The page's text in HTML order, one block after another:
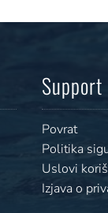
Support
Povrat
Politika
Uslovi
Izjava o